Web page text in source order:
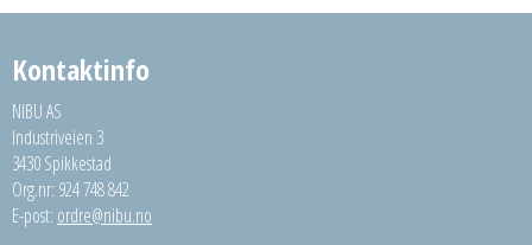
Kontaktinfo
NIBU AS
Industriveien 3
3430 Spikkestad
Org.nr: 924 748 842
E-post: ordre@nibu.no